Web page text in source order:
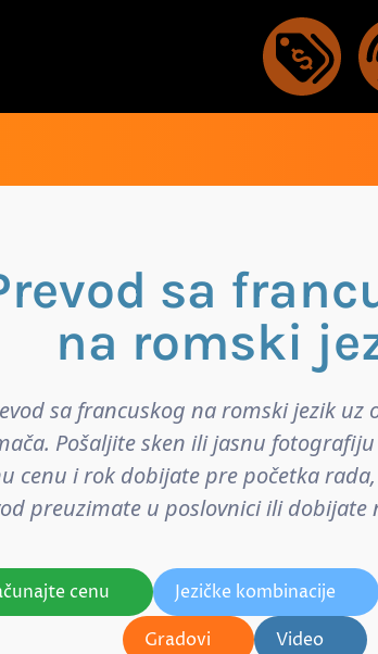
sa
na romski
sa francuskog na romski jezik uz
Pošaljite sken ili jasnu
cenu i rok dobijate pre početka
preuzimate u poslovnici ili dobijate
cenu Jezičke kombinacije
Gradovi
Video